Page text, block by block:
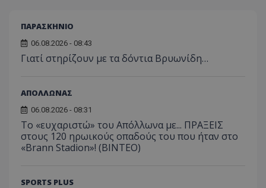
ΠΑΡΑΣΚΗΝΙΟ
06.08.2026 - 08:43
Γιατί στηρίζουν με τα δόντια Βρυωνίδη…
ΑΠΟΛΛΩΝΑΣ
06.08.2026 - 08:31
Το «ευχαριστώ» του Απόλλωνα με... ΠΡΑΞΕΙΣ
στους 120 ηρωικούς οπαδούς του που ήταν στο
«Brann Stadion»! (ΒΙΝΤΕΟ)
SPORTS PLUS